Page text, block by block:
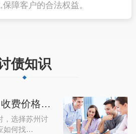
障客户的合法权益。
债知识
影响广州讨债公司收费价格高低的因…
，选择苏州讨
如何找…